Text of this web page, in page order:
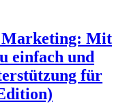
Marketing: Mit
einfach und
für